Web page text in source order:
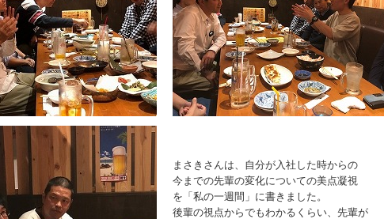
まさきさんは、自分が入社した時からの
今までの先輩の変化についての美点凝視
を「私の一週間」に書きました。
後輩の視点からでもわかるくらい、先輩が